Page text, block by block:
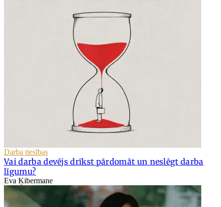
Darba tiesības
Vai darba devējs drīkst pārdomāt un neslēgt darba
līgumu?
Eva Ķibermane